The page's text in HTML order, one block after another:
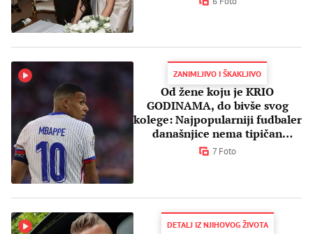
ZANIMLJIVO I ŠKAKLJIVO
Od žene koju je KRIO
GODINAMA, do bivše svog
kolege: Najpopularniji fudbaler
današnjice nema tipičan
ljubavni život
7 Foto
DETALJ IZ NJIHOVOG ŽIVOTA